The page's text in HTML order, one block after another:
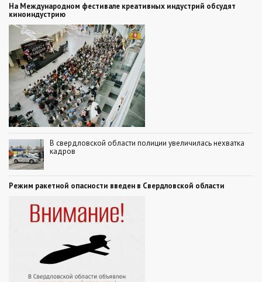
На Международном фестивале креативных индустрий обсудят
киноиндустрию
В свердловской области полиции увеличилась нехватка
кадров
Режим ракетной опасности введен в Свердловской области